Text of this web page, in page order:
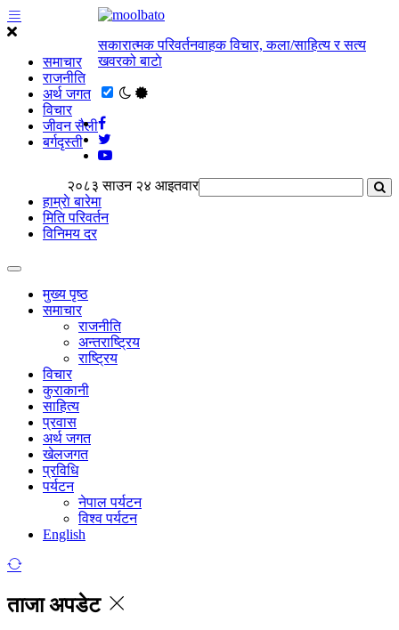
समाचार
राजनीति
अर्थ जगत
विचार
जीवन सैली
बर्गदृस्ती
सकारात्मक परिवर्तनवाहक विचार, कला/साहित्य र सत्य
खवरको बाटाे
२०८३ साउन २४ आइतवार
हाम्राे बारेमा
मिति परिवर्तन
विनिमय दर
मुख्य पृष्ठ
समाचार
राजनीति
अन्तराष्ट्रिय
राष्ट्रिय
विचार
कुराकानी
साहित्य
प्रवास
अर्थ जगत
खेलजगत
प्रविधि
पर्यटन
नेपाल पर्यटन
विश्व पर्यटन
English
ताजा अपडेट